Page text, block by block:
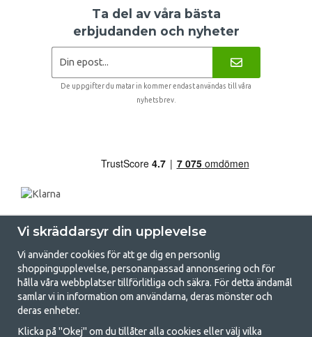
Ta del av våra bästa
erbjudanden och nyheter
De uppgifter du matar in kommer endast användas till våra
nyhetsbrev.
GetCamping.se - Din butik för camping
och uteliv
Vi skräddarsyr din upplevelse
Vi använder cookies för att ge dig en personlig
shoppingupplevelse, personanpassad annonsering och för
hålla våra webbplatser tillförlitliga och säkra. För detta ändamål
samlar vi in information om användarna, deras mönster och
deras enheter.
Klicka på "Okej" om du tillåter alla cookies eller välj vilka